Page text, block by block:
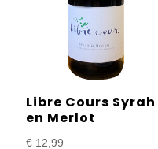
Libre Cours Syrah
en Merlot
€12,99